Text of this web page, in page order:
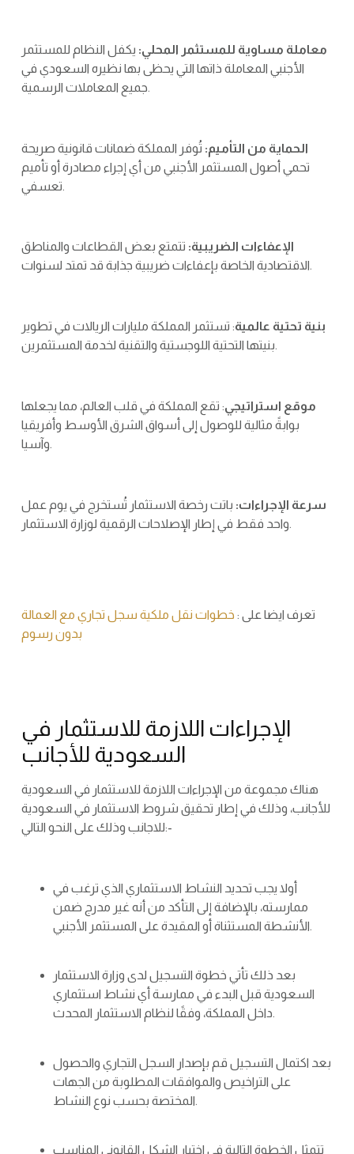
معاملة مساوية للمستثمر المحلي: يكفل النظام للمستثمر
الأجنبي المعاملة ذاتها التي يحظى بها نظيره السعودي في
جميع المعاملات الرسمية.
الحماية من التأميم: تُوفر المملكة ضمانات قانونية صريحة
تحمي أصول المستثمر الأجنبي من أي إجراء مصادرة أو تأميم
تعسفي.
الإعفاءات الضريبية: تتمتع بعض القطاعات والمناطق
الاقتصادية الخاصة بإعفاءات ضريبية جذابة قد تمتد لسنوات.
بنية تحتية عالمية: تستثمر المملكة مليارات الريالات في تطوير
بنيتها التحتية اللوجستية والتقنية لخدمة المستثمرين.
موقع استراتيجي: تقع المملكة في قلب العالم، مما يجعلها
بوابةً مثالية للوصول إلى أسواق الشرق الأوسط وأفريقيا
وآسيا.
سرعة الإجراءات: باتت رخصة الاستثمار تُستخرج في يوم عمل
واحد فقط في إطار الإصلاحات الرقمية لوزارة الاستثمار.
تعرف ايضا على : خطوات نقل ملكية سجل تجاري مع العمالة
الإجراءات اللازمة للاستثمار في
السعودية للأجانب
هناك مجموعة من الإجراءات اللازمة للاستثمار في السعودية
للأجانب، وذلك في إطار تحقيق شروط الاستثمار في السعودية
للاجانب وذلك على النحو التالي:-
أولا يجب تحديد النشاط الاستثماري الذي ترغب في
ممارسته، بالإضافة إلى التأكد من أنه غير مدرج ضمن
الأنشطة المستثناة أو المقيدة على المستثمر الأجنبي.
بعد ذلك تأتي خطوة التسجيل لدى وزارة الاستثمار
السعودية قبل البدء في ممارسة أي نشاط استثماري
داخل المملكة، وفقًا لنظام الاستثمار المحدث.
بعد اكتمال التسجيل قم بإصدار السجل التجاري والحصول
على التراخيص والموافقات المطلوبة من الجهات
المختصة بحسب نوع النشاط.
تتمثل الخطوة التالية في اختيار الشكل القانوني المناسب